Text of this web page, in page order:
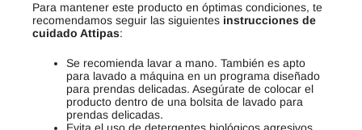
Para mantener este producto en óptimas condiciones, te
recomendamos seguir las siguientes instrucciones de
cuidado Attipas:
Se recomienda lavar a mano. También es apto
para lavado a máquina en un programa diseñado
para prendas delicadas. Asegúrate de colocar el
producto dentro de una bolsita de lavado para
prendas delicadas.